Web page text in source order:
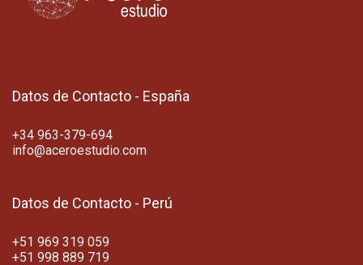
Datos de Contacto - España
+34 963-379-694
info@aceroestudio.com
Datos de Contacto - Perú
+51 969 319 059
+51 998 889 719